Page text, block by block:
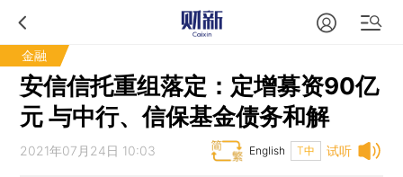
金融
安信信托重组落定：定增募资90亿
元 与中行、信保基金债务和解
试听
2021年07月24日 10:03 T中
English